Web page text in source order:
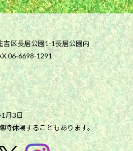
吉区長居公園1-1長居公園内
06-6698-1291
1月3日
時休場することもあります。